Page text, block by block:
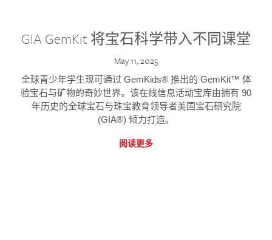
GIA GemKit 将宝石科学带入不同课堂
May 11, 2025
全球青少年学生现可通过 GemKids® 推出的 GemKit™ 体
验宝石与矿物的奇妙世界。该在线信息活动宝库由拥有 90
年历史的全球宝石与珠宝教育领导者美国宝石研究院
(GIA®) 倾力打造。
阅读更多